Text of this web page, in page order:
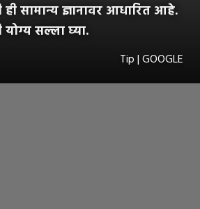
सामान्य ज्ञानावर आधारित आहे.
सल्ला घ्या.
Tip | GOOGLE